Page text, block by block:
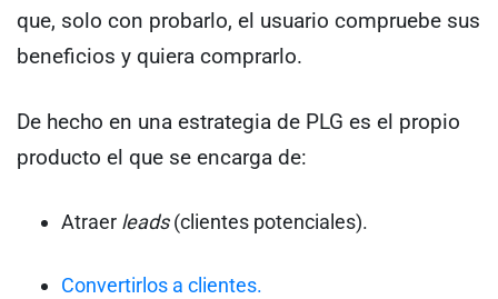
que, solo con probarlo, el usuario compruebe sus
beneficios y quiera comprarlo.
De hecho en una estrategia de PLG es el propio
producto el que se encarga de:
Atraer leads(clientes potenciales).
Convertirlos a clientes.